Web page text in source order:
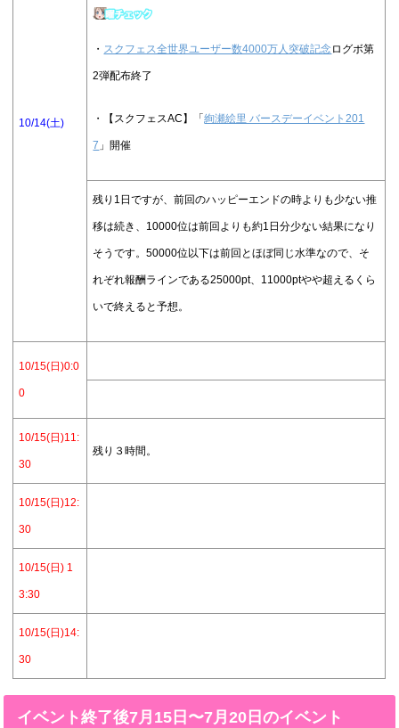
10/14(土)
・ スクフェス全世界ユーザー数4000万人突破記念ログボ第
2弾配布終了
・【スクフェスAC】「絢瀬絵里 バースデーイベント201
7 」開催
残り1日ですが、前回のハッピーエンドの時よりも少ない推
移は続き、10000位は前回よりも約1日分少ない結果になり
そうです。50000位以下は前回とほぼ同じ水準なので、そ
れぞれ報酬ラインである25000pt、11000ptやや超えるくら
いで終えると予想。
10/15(日)0:0
0
10/15(日)11:
30
残り３時間。
10/15(日)12:
30
10/15(日) 1
3:30
10/15(日)14:
30
イベント終了後7月15日〜7月20日のイベント